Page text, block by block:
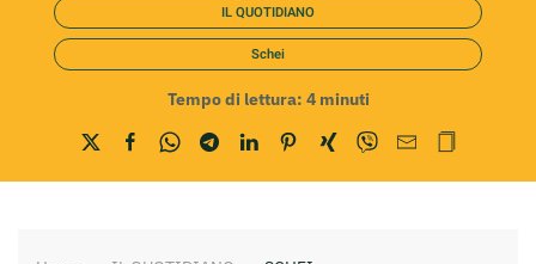
IL QUOTIDIANO
Schei
Tempo di lettura: 4 minuti